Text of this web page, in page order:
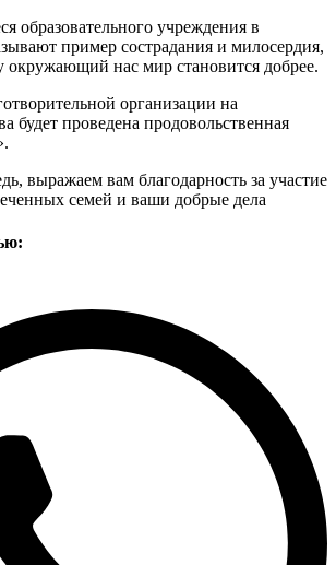
образовательного учреждения в
пример сострадания и милосердия,
окружающий нас мир становится добрее.
организации на
будет проведена продовольственная
выражаем вам благодарность за участие
семей и ваши добрые дела